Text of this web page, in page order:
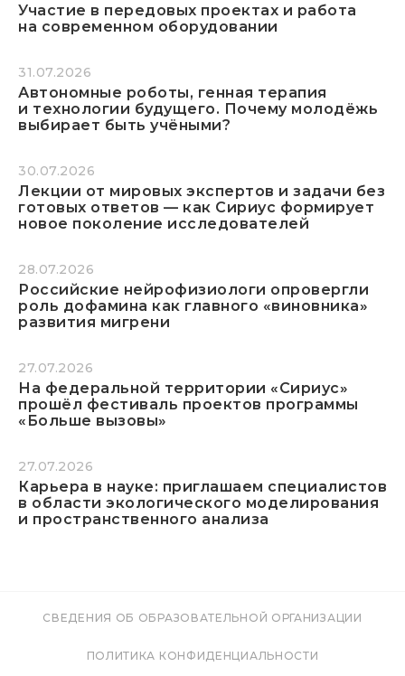
Участие в передовых проектах и работа
на современном оборудовании
31.07.2026
Автономные роботы, генная терапия
и технологии будущего. Почему молодёжь
выбирает быть учёными?
30.07.2026
Лекции от мировых экспертов и задачи без
готовых ответов — как Сириус формирует
новое поколение исследователей
28.07.2026
Российские нейрофизиологи опровергли
роль дофамина как главного «виновника»
развития мигрени
27.07.2026
На федеральной территории «Сириус»
прошёл фестиваль проектов программы
«Больше вызовы»
27.07.2026
Карьера в науке: приглашаем специалистов
в области экологического моделирования
и пространственного анализа
СВЕДЕНИЯ ОБ ОБРАЗОВАТЕЛЬНОЙ ОРГАНИЗАЦИИ
ПОЛИТИКА КОНФИДЕНЦИАЛЬНОСТИ